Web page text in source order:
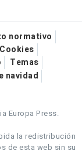
normativo
Temas
navidad
Europa Press.
la redistribución
de esta web sin su